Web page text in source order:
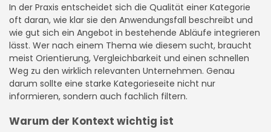
In der Praxis entscheidet sich die Qualität einer Kategorie
oft daran, wie klar sie den Anwendungsfall beschreibt und
wie gut sich ein Angebot in bestehende Abläufe integrieren
lässt. Wer nach einem Thema wie diesem sucht, braucht
meist Orientierung, Vergleichbarkeit und einen schnellen
Weg zu den wirklich relevanten Unternehmen. Genau
darum sollte eine starke Kategorieseite nicht nur
informieren, sondern auch fachlich filtern.
Warum der Kontext wichtig ist